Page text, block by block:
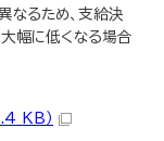
なるため、支給決
幅に低くなる場合
KB）